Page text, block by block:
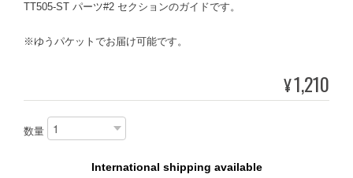
TT505-ST パーツ#2 セクションのガイドです。
※ゆうパケットでお届け可能です。
¥1,210
数量
International shipping available